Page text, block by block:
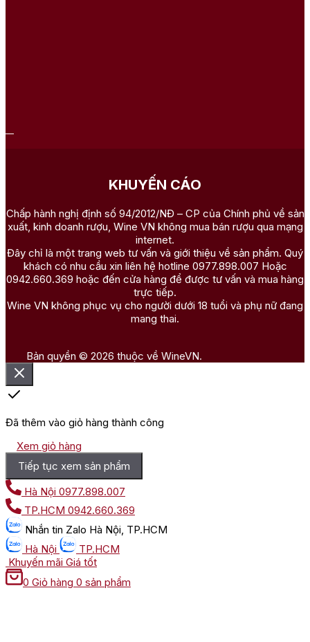
KHUYẾN CÁO
Chấp hành nghị định số 94/2012/NĐ – CP của Chính phủ về sản
xuất, kinh doanh rượu, Wine VN không mua bán rượu qua mạng
internet.
Đây chỉ là một trang web tư vấn và giới thiệu về sản phẩm. Quý
khách có nhu cầu xin liên hệ hotline 0977.898.007 Hoặc
0942.660.369 hoặc đến cửa hàng để được tư vấn và mua hàng
trực tiếp.
Wine VN không phục vụ cho người dưới 18 tuổi và phụ nữ đang
mang thai.
Bản quyền © 2026 thuộc về WineVN.
Đã thêm vào giỏ hàng thành công
Xem giỏ hàng
Tiếp tục xem sản phẩm
Hà Nội 0977.898.007
TP.HCM 0942.660.369
Nhắn tin Zalo Hà Nội, TP.HCM
Hà Nội
TP.HCM
Khuyến mãi Giá tốt
0 Giỏ hàng 0 sản phẩm